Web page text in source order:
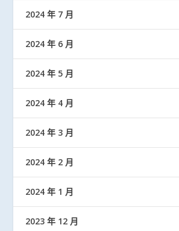
2024 年 7 月
2024 年 6 月
2024 年 5 月
2024 年 4 月
2024 年 3 月
2024 年 2 月
2024 年 1 月
2023 年 12 月